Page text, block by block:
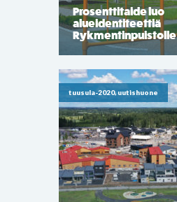
Prosenttitaide luo
alueidentiteettiä
Rykmentinpuistolle
tuusula-2020, uutishuone